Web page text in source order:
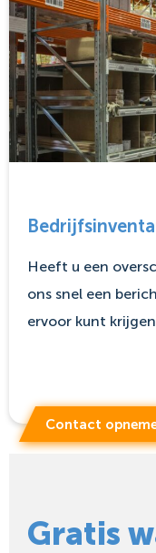
Heeft u een
ons snel een
ervoor kunt
Contact
Gratis